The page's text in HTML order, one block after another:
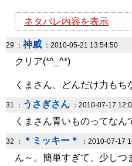
ネタバレ内容を表示
29 ： 神威 ：2010-05-21 13:54:50
クリア(*^_^*)
くまさん、どんだけ力もち
31 ： うさぎさん ：2010-07-17
くまさん青いものってなん
32 ： ＊ミッキー＊ ：2010-07-17
ん～。簡単すぎて、少しつ